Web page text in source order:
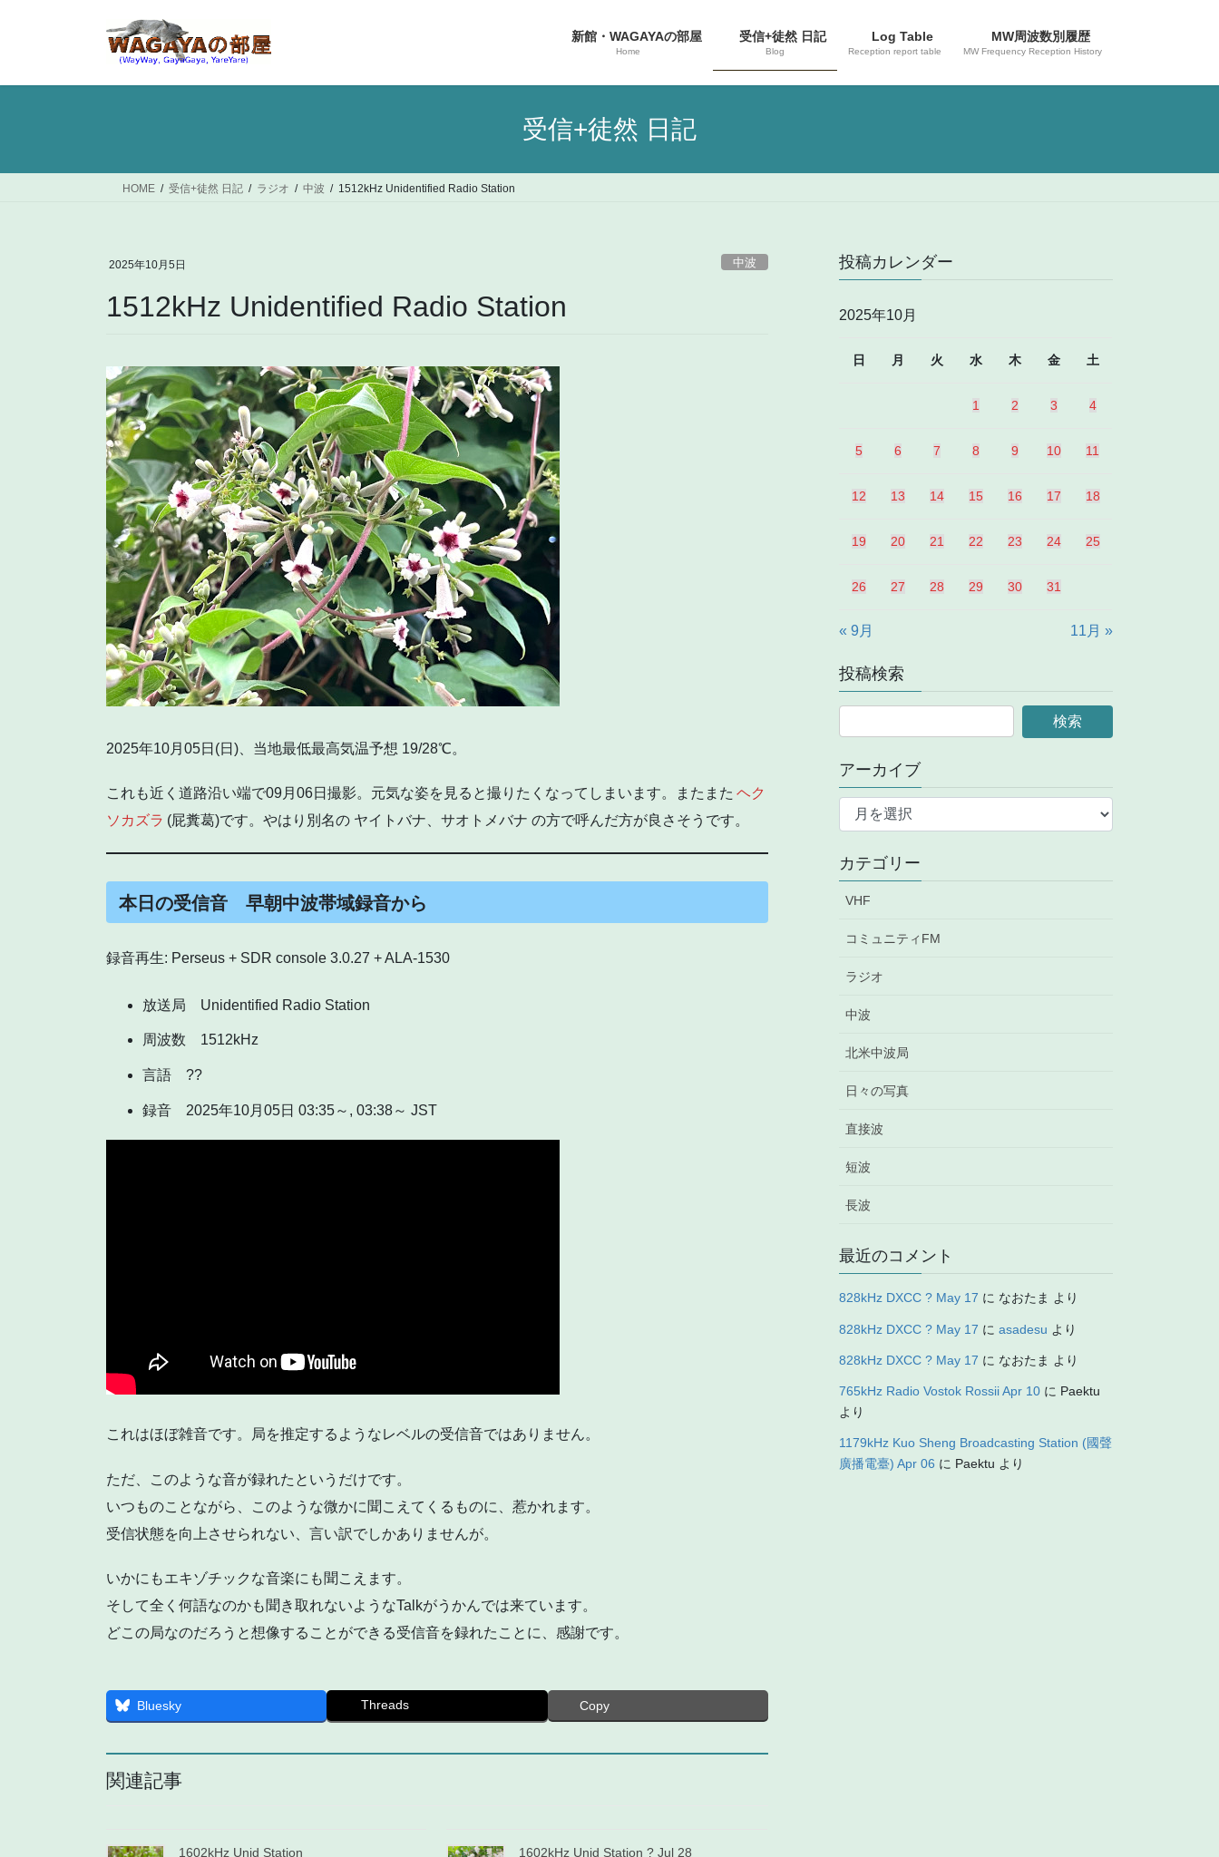
新館・WAGAYAの部屋
Home
受信+徒然 日記
Blog
Log Table
Reception report table
MW周波数別履歴
MW Frequency Reception History
受信+徒然 日記
HOME 受信+徒然 日記 ラジオ 中波 1512kHz Unidentified Radio Station
2025年10月5日 中波
1512kHz Unidentified Radio Station
2025年10月05日(日)、当地最低最高気温予想 19/28℃。
これも近く道路沿い端で09月06日撮影。元気な姿を見ると撮りたくなってしまいます。またまた ヘク
ソカズラ (屁糞葛)です。やはり別名の ヤイトバナ、サオトメバナ の方で呼んだ方が良さそうです。
本日の受信音 早朝中波帯域録音から
録音再生: Perseus + SDR console 3.0.27 + ALA-1530
放送局 Unidentified Radio Station
周波数 1512kHz
言語 ??
録音 2025年10月05日 03:35～, 03:38～ JST
これはほぼ雑音です。局を推定するようなレベルの受信音ではありません。
ただ、このような音が録れたというだけです。
いつものことながら、このような微かに聞こえてくるものに、惹かれます。
受信状態を向上させられない、言い訳でしかありませんが。
いかにもエキゾチックな音楽にも聞こえます。
そして全く何語なのかも聞き取れないようなTalkがうかんでは来ています。
どこの局なのだろうと想像することができる受信音を録れたことに、感謝です。
Bluesky Threads Copy
関連記事
1602kHz Unid Station 1602kHz Unid Station ? Jul 28
投稿カレンダー
2025年10月
日 月 火 水 木 金 土
1 2 3 4
5 6 7 8 9 10 11
12 13 14 15 16 17 18
19 20 21 22 23 24 25
26 27 28 29 30 31
« 9月 11月 »
投稿検索
アーカイブ
ア
イ
ブ
カテゴリー
VHF
コミュニティFM
ラジオ
中波
北米中波局
日々の写真
直接波
短波
長波
最近のコメント
828kHz DXCC ? May 17 に なおたま より
828kHz DXCC ? May 17 にasadesu より
828kHz DXCC ? May 17 に なおたま より
765kHz Radio Vostok Rossii Apr 10 に Paektu
より
1179kHz Kuo Sheng Broadcasting Station (國聲
廣播電臺) Apr 06 に Paektu より